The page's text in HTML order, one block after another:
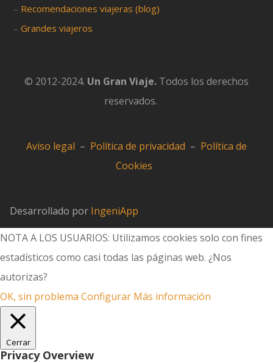
– Recomendaciones viajeras (blog)
–Grandes viajeros
© 2012-2024. Un Gran Viaje. Todos los derechos
reservados.
Aviso legal – Política de privacidad – Política de
Cookies
Desarrollado por IngeniApp
NOTA A LOS USUARIOS: Utilizamos cookies solo con fines
estadísticos como casi todas las páginas web. ¿Nos
autorizas?
OK, sin problema Configurar Más información
Cerrar
Privacy Overview